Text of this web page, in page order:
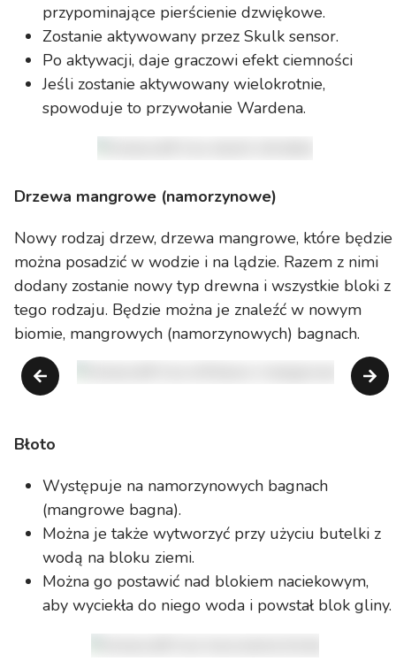
przypominające pierścienie dzwiękowe.
Zostanie aktywowany przez Skulk sensor.
Po aktywacji, daje graczowi efekt ciemności
Jeśli zostanie aktywowany wielokrotnie,
spowoduje to przywołanie Wardena.
Drzewa mangrowe (namorzynowe)
Nowy rodzaj drzew, drzewa mangrowe, które będzie
można posadzić w wodzie i na lądzie. Razem z nimi
dodany zostanie nowy typ drewna i wszystkie bloki z
tego rodzaju. Będzie można je znaleźć w nowym
biomie, mangrowych (namorzynowych) bagnach.
Błoto
Występuje na namorzynowych bagnach
(mangrowe bagna).
Można je także wytworzyć przy użyciu butelki z
wodą na bloku ziemi.
Można go postawić nad blokiem naciekowym,
aby wyciekła do niego woda i powstał blok gliny.